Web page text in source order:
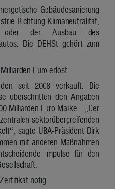
Gebäudesanierung
Richtung Klimaneutralität,
oder der Ausbau des
Die DEHSt gehört zum
Euro erlöst
seit 2008 verkauft. Die
überschritten den Angaben
Milliarden-Euro-Marke. „Der
sektorübergreifenden
sagte UBA-Präsident Dirk
mit anderen Maßnahmen
Impulse für den
nötig